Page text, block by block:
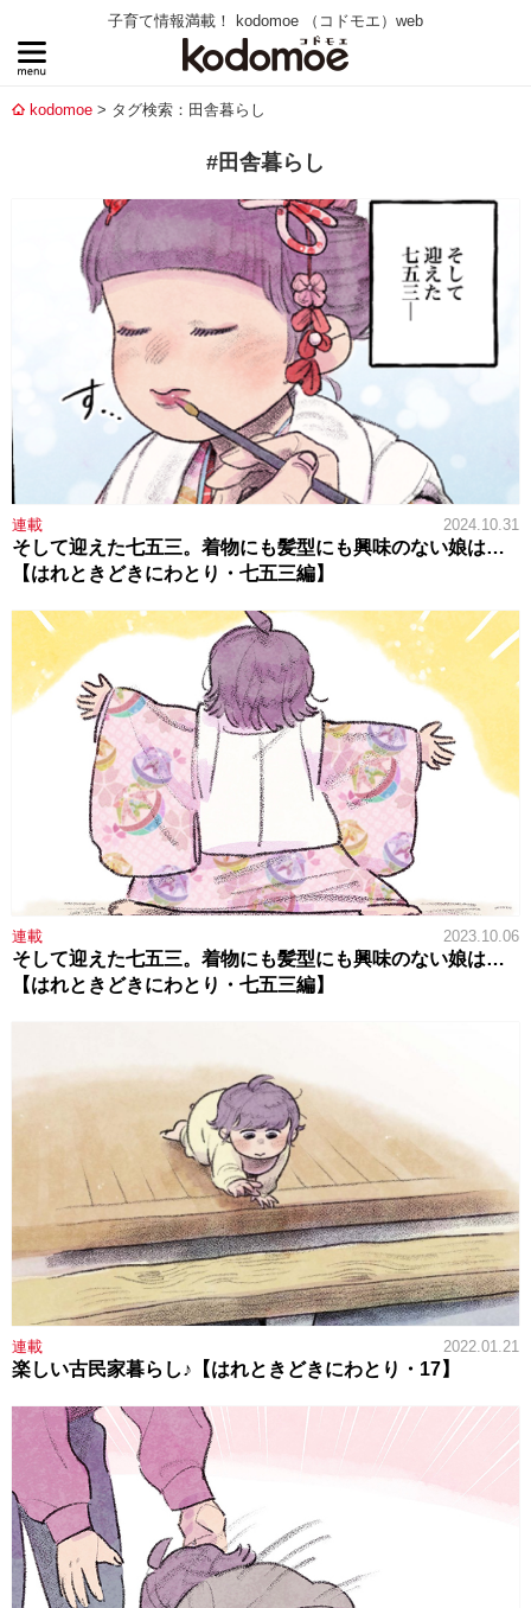
子育て情報満載！ kodomoe （コドモエ）web
kodomoe タグ検索：田舎暮らし
#田舎暮らし
連載 2024.10.31
そして迎えた七五三。着物にも髪型にも興味のない娘は…
【はれときどきにわとり・七五三編】
連載 2023.10.06
そして迎えた七五三。着物にも髪型にも興味のない娘は…
【はれときどきにわとり・七五三編】
連載 2022.01.21
楽しい古民家暮らし♪【はれときどきにわとり・17】